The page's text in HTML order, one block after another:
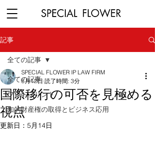
記事
全ての記事
フットプリント
知的財産権の取得とビジネス応用
全ての記事
国際移行の可否を見極める
視点
SPECIAL FLOWER IP LAW FIRM
5月12日 読了時間: 3分
更新日： 5月14日